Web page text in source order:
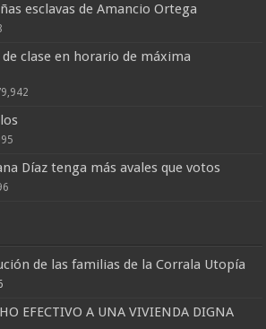
esclavas de Amancio Ortega
clase en horario de máxima
Díaz tenga más avales que votos
de las familias de la Corrala Utopía
EFECTIVO A UNA VIVIENDA DIGNA